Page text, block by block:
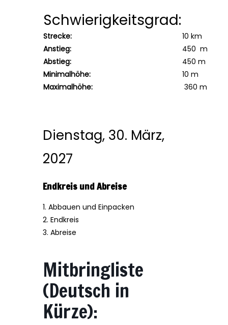
Schwierigkeitsgrad:
Strecke:
10 km
Anstieg:
450 m
Abstieg:
450 m
Minimalhöhe:
10 m
Maximalhöhe:
360 m
Dienstag, 30. März,
2027
Endkreis und Abreise
1. Abbauen und Einpacken
2. Endkreis
3. Abreise
Mitbringliste
(Deutsch in
Kürze):